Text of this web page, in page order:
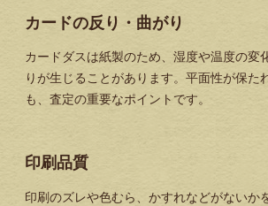
カードの反り・曲がり
カードダスは紙製のため、湿度や温度の変
りが生じることがあります。平面性が保た
も、査定の重要なポイントです。
印刷品質
印刷のズレや色むら、かすれなどがないか